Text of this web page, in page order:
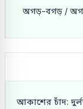
অগড়-বগড় /
আকাশের চাঁদ: